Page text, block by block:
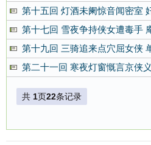
第十五回 灯酒未阑惊音闻密室
第十七回 雪夜争持侠女遭毒手
第十九回 三骑追来点穴屈女侠
第二十一回 寒夜灯窗慨言京侠
共 1页22条记录